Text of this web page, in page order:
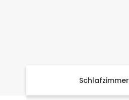
Schlafzimmer